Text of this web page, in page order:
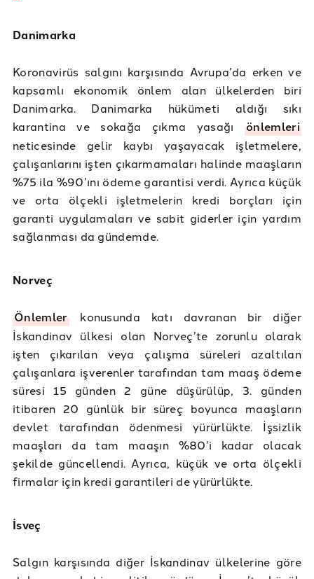
Danimarka
Koronavirüs salgını karşısında Avrupa’da erken ve
kapsamlı ekonomik önlem alan ülkelerden biri
Danimarka. Danimarka hükümeti aldığı sıkı
karantina ve sokağa çıkma yasağıönlemleri
neticesinde gelir kaybı yaşayacak işletmelere,
çalışanlarını işten çıkarmamaları halinde maaşların
%75 ila %90’ını ödeme garantisi verdi. Ayrıca küçük
ve orta ölçekli işletmelerin kredi borçları için
garanti uygulamaları ve sabit giderler için yardım
sağlanması da gündemde.
Norveç
Önlemlerkonusunda katı davranan bir diğer
İskandinav ülkesi olan Norveç’te zorunlu olarak
işten çıkarılan veya çalışma süreleri azaltılan
çalışanlara işverenler tarafından tam maaş ödeme
süresi 15 günden 2 güne düşürülüp, 3. günden
itibaren 20 günlük bir süreç boyunca maaşların
devlet tarafından ödenmesi yürürlükte. İşsizlik
maaşları da tam maaşın %80’i kadar olacak
şekilde güncellendi. Ayrıca, küçük ve orta ölçekli
firmalar için kredi garantileri de yürürlükte.
İsveç
Salgın karşısında diğer İskandinav ülkelerine göre